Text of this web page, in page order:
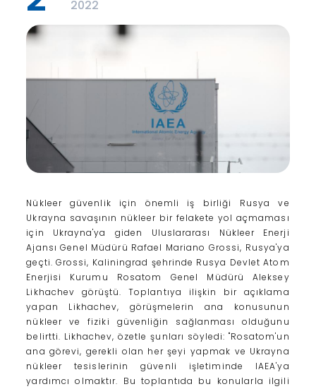
2022
Nükleer güvenlik için önemli iş birliği Rusya ve
Ukrayna savaşının nükleer bir felakete yol açmaması
için Ukrayna'ya giden Uluslararası Nükleer Enerji
Ajansı Genel Müdürü Rafael Mariano Grossi, Rusya'ya
geçti. Grossi, Kaliningrad şehrinde Rusya Devlet Atom
Enerjisi Kurumu Rosatom Genel Müdürü Aleksey
Likhachev görüştü. Toplantıya ilişkin bir açıklama
yapan Likhachev, görüşmelerin ana konusunun
nükleer ve fiziki güvenliğin sağlanması olduğunu
belirtti. Likhachev, özetle şunları söyledi: "Rosatom'un
ana görevi, gerekli olan her şeyi yapmak ve Ukrayna
nükleer tesislerinin güvenli işletiminde lAEA'ya
yardımcı olmaktır. Bu toplantıda bu konularla ilgili